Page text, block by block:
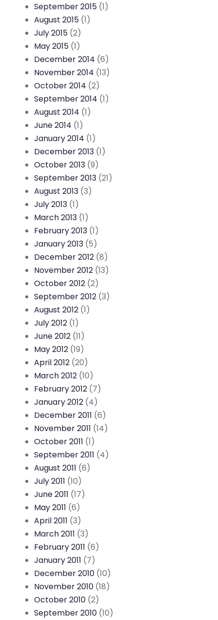
September 2015 (1)
August 2015 (1)
July 2015 (2)
May 2015 (1)
December 2014 (6)
November 2014 (13)
October 2014 (2)
September 2014 (1)
August 2014 (1)
June 2014 (1)
January 2014 (1)
December 2013 (1)
October 2013 (9)
September 2013 (21)
August 2013 (3)
July 2013 (1)
March 2013 (1)
February 2013 (1)
January 2013 (5)
December 2012 (8)
November 2012 (13)
October 2012 (2)
September 2012 (3)
August 2012 (1)
July 2012 (1)
June 2012 (11)
May 2012 (19)
April 2012 (20)
March 2012 (10)
February 2012 (7)
January 2012 (4)
December 2011 (6)
November 2011 (14)
October 2011 (1)
September 2011 (4)
August 2011 (6)
July 2011 (10)
June 2011 (17)
May 2011 (6)
April 2011 (3)
March 2011 (3)
February 2011 (6)
January 2011 (7)
December 2010 (10)
November 2010 (18)
October 2010 (2)
September 2010 (10)